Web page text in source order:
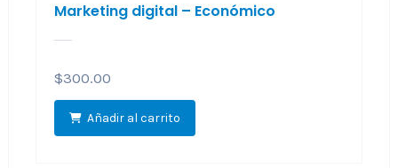
Marketing digital – Económico
$300.00
Añadir al carrito